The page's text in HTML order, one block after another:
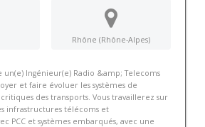
Rhône (Rhône-Alpes)
un(e) Ingénieur(e) Radio &amp; Telecoms
et faire évoluer les systèmes de
des transports. Vous travaillerez sur
infrastructures télécoms et
PCC et systèmes embarqués, avec une